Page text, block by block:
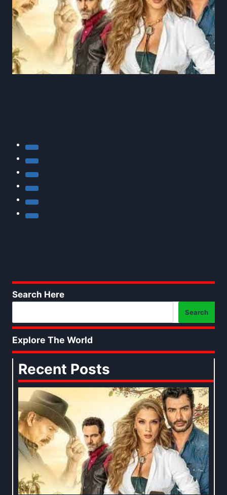
Search Here
Search
Explore The World
Recent Posts